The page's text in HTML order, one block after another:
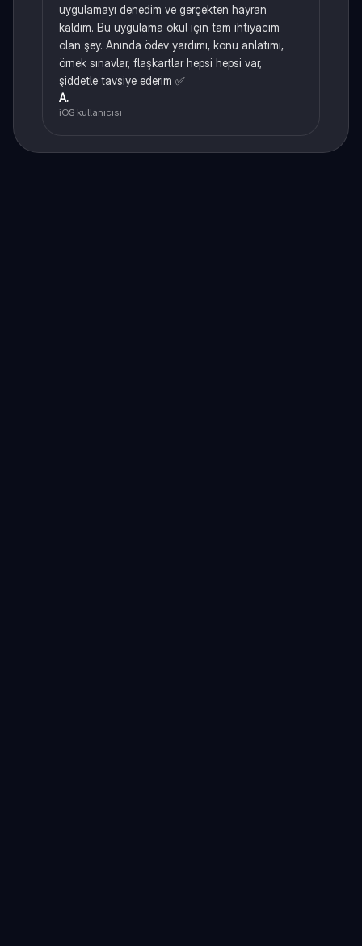
uygulamayı denedim ve gerçekten hayran
kaldım. Bu uygulama okul için tam ihtiyacım
olan şey. Anında ödev yardımı, konu anlatımı,
örnek sınavlar, flaşkartlar hepsi hepsi var,
şiddetle tavsiye ederim ✅
A.
iOS kullanıcısı